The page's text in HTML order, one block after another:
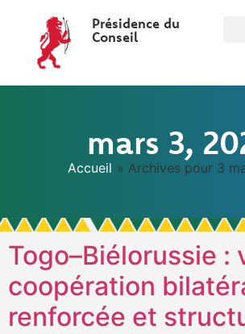
Présidence du
Conseil
mars 3,
Accueil » Archives pour 3
Togo–Biélorussie :
coopération
renforcée et